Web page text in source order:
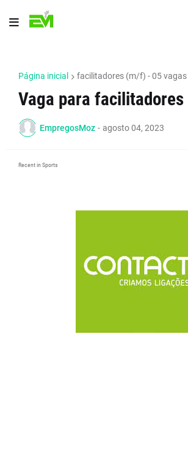
Página inicial facilitadores (m/f) - 05 vagas
Vaga para
EmpregosMoz - agosto 04, 2023
Recent in Sports